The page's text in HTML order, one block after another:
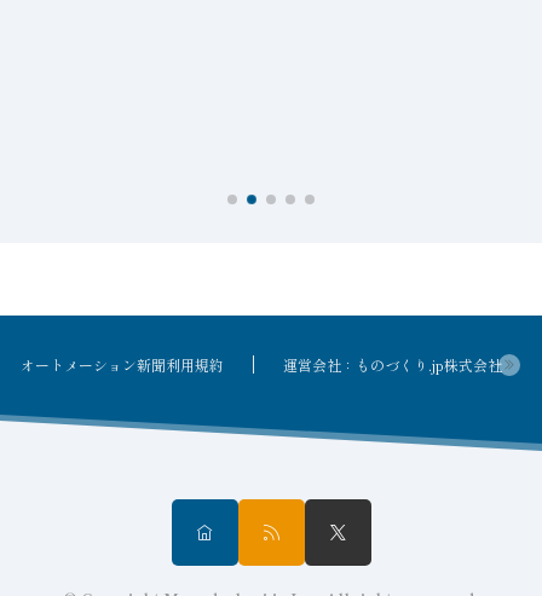
オートメーション新聞利用規約 運営会社：ものづくり.jp株式会社